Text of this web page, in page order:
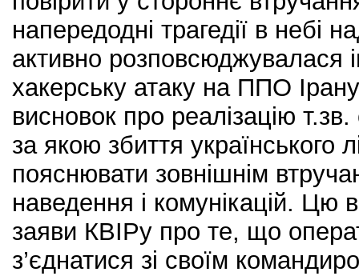
напередодні трагедії в небі
активно розповсюджувалася
хакерську атаку на ППО
висновок про реалізацію
за якою збиття українського
пояснювати зовнішнім
наведення і комунікацій. Цю
заяви КВІРу про те, що
з’єднатися зі своїм